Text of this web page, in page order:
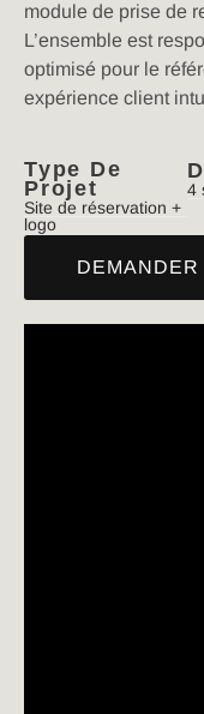
module de prise de
L’ensemble est
optimisé pour le
expérience client
Type De
Projet
Site de réservation +
logo
4